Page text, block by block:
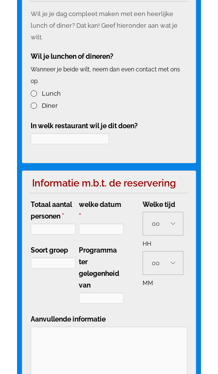
Wil je je dag compleet maken met een heerlijke
lunch of diner? Dat kan! Geef hieronder aan wat je
wilt.
Wil je lunchen of dineren?
Wanneer je beide wilt, neem dan even contact met ons
op.
Lunch
Diner
In welk restaurant wil je dit doen?
Informatie m.b.t. de reservering
Totaal aantal
personen *
welke datum
*
Welke tijd
HH
MM
Soort groep
Programma
ter
gelegenheid
van
Aanvullende informatie